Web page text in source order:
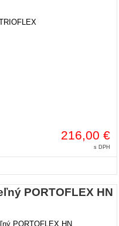
216,00 €
s DPH
PORTOFLEX HN